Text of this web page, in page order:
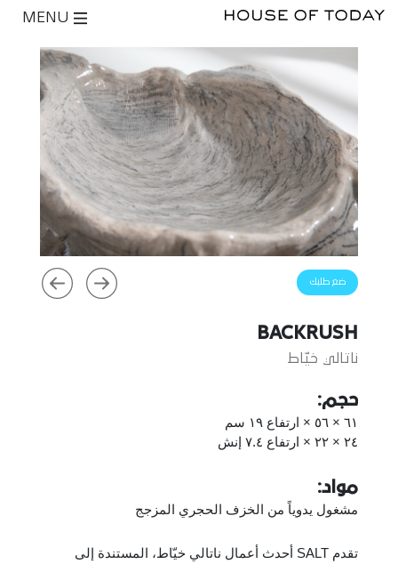
ضع طلبك
BACKRUSH
ناتالي خيّاط
حجم:
٦١ × ٥٦ × ارتفاع ١٩ سم
٢٤ × ٢٢ × ارتفاع ٧.٤ إنش
مواد:
مشغول يدوياً من الخزف الحجري المزجج
تقدم SALT أحدث أعمال ناتالي خيّاط، المستندة إلى